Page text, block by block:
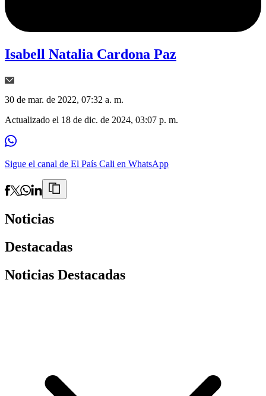
Isabell Natalia Cardona Paz
30 de mar. de 2022, 07:32 a. m.
Actualizado el 18 de dic. de 2024, 03:07 p. m.
Sigue el canal de El País Cali en WhatsApp
Noticias
Destacadas
Noticias Destacadas